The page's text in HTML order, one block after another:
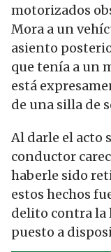
motorizados
Mora a un
asiento
que tenía a un
está
de una silla de
Al darle el acto
conductor
haberle sido
estos hechos
delito contra la
puesto a